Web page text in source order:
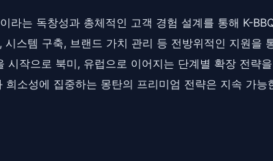
라는 독창성과 총체적인 고객 경험 설계를 통해 K-
시스템 구축, 브랜드 가치 관리 등 전방위적인 지원을
시작으로 북미, 유럽으로 이어지는 단계별 확장 전략
희소성에 집중하는 몽탄의 프리미엄 전략은 지속 가